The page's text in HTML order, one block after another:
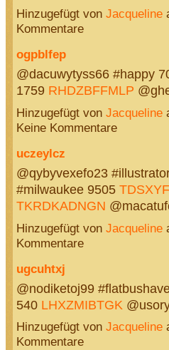
Hinzugefügt von Jacqueline
Kommentare
ogpblfep
@dacuwytyss66 #happy
1759 RHDZBFFMLP
Hinzugefügt von Jacqueline
Keine Kommentare
uczeylcz
@qybyvexefo23
#milwaukee 9505
TKRDKADNGN
Hinzugefügt von Jacqueline
Kommentare
ugcuhtxj
@nodiketoj99
540 LHXZMIBTGK
Hinzugefügt von Jacqueline
Kommentare